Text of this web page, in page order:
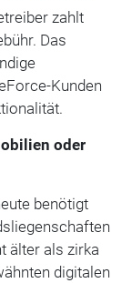
zahlt
Das
Kunden
oder
benötigt
älter als zirka
digitalen